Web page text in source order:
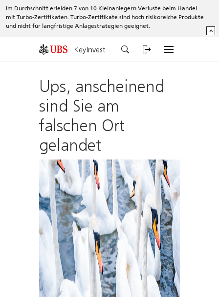
Im Durchschnitt erleiden 7 von 10 Kleinanlegern Verluste beim Handel
mit Turbo-Zertifikaten. Turbo-Zertifikate sind hoch risikoreiche Produkte
und nicht für langfristige Anlagestrategien geeignet.
^
KeyInvest
Ups, anscheinend
sind Sie am
falschen Ort
gelandet